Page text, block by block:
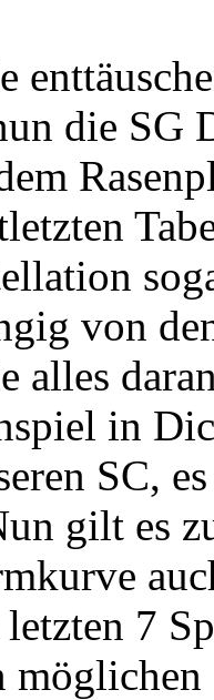
die SG
von
alles
in
SC,
gilt es
7